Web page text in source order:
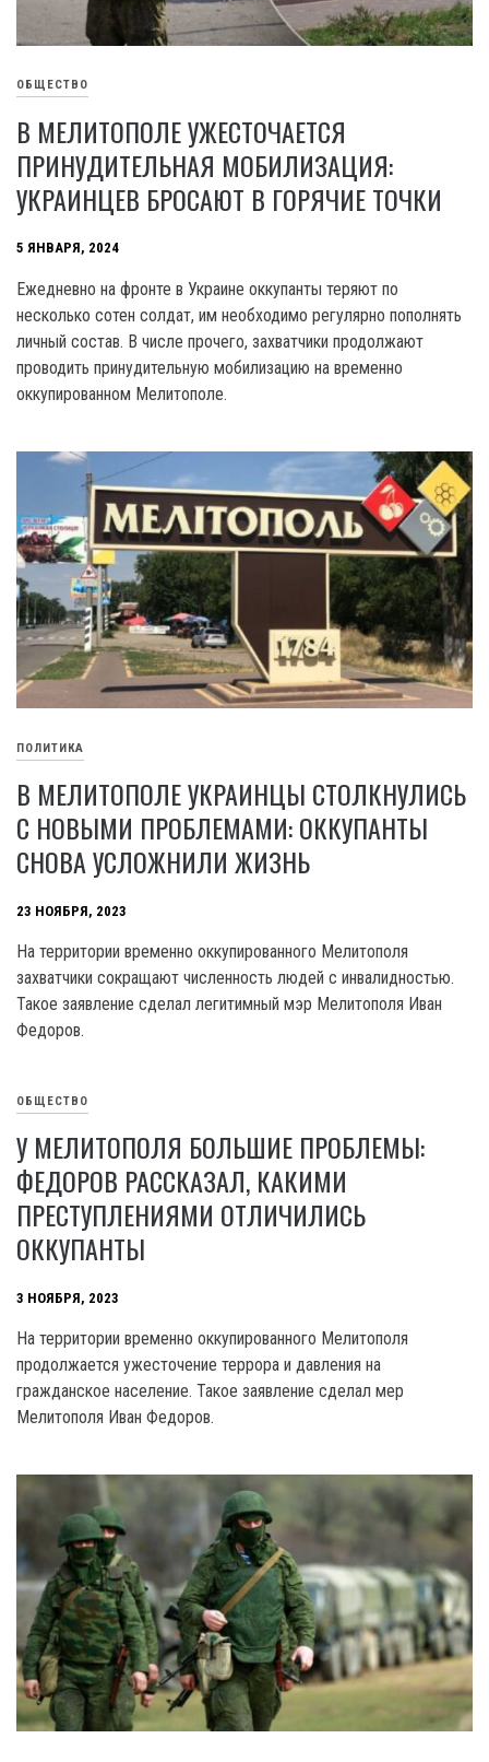
ОБЩЕСТВО
В МЕЛИТОПОЛЕ УЖЕСТОЧАЕТСЯ
ПРИНУДИТЕЛЬНАЯ МОБИЛИЗАЦИЯ:
УКРАИНЦЕВ БРОСАЮТ В ГОРЯЧИЕ ТОЧКИ
5 ЯНВАРЯ, 2024
Ежедневно на фронте в Украине оккупанты теряют по
несколько сотен солдат, им необходимо регулярно пополнять
личный состав. В числе прочего, захватчики продолжают
проводить принудительную мобилизацию на временно
оккупированном Мелитополе.
ПОЛИТИКА
В МЕЛИТОПОЛЕ УКРАИНЦЫ СТОЛКНУЛИСЬ
С НОВЫМИ ПРОБЛЕМАМИ: ОККУПАНТЫ
СНОВА УСЛОЖНИЛИ ЖИЗНЬ
23 НОЯБРЯ, 2023
На территории временно оккупированного Мелитополя
захватчики сокращают численность людей с инвалидностью.
Такое заявление сделал легитимный мэр Мелитополя Иван
Федоров.
ОБЩЕСТВО
У МЕЛИТОПОЛЯ БОЛЬШИЕ ПРОБЛЕМЫ:
ФЕДОРОВ РАССКАЗАЛ, КАКИМИ
ПРЕСТУПЛЕНИЯМИ ОТЛИЧИЛИСЬ
ОККУПАНТЫ
3 НОЯБРЯ, 2023
На территории временно оккупированного Мелитополя
продолжается ужесточение террора и давления на
гражданское население. Такое заявление сделал мер
Мелитополя Иван Федоров.